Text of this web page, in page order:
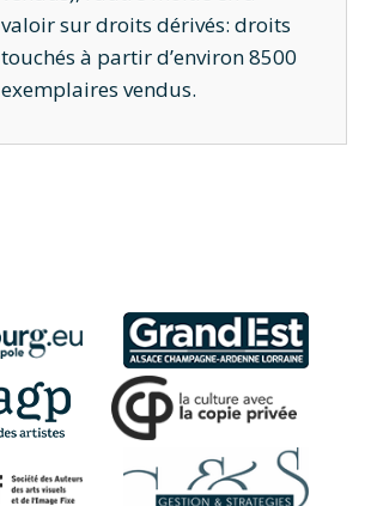
valoir sur droits dérivés: droits
touchés à partir d’environ 8500
exemplaires vendus.